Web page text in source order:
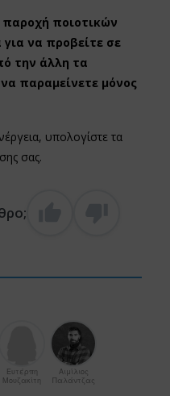
παροχή ποιοτικών
να προβείτε σε
την άλλη τα
παραμείνετε μόνος
υπολογίστε τα
σας.
Ευτέρπη
Μουζακίτη
Αιμίλιος
Παλάντζας